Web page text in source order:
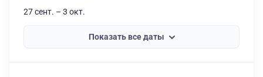
27 сент. – 3 окт.
Показать все даты